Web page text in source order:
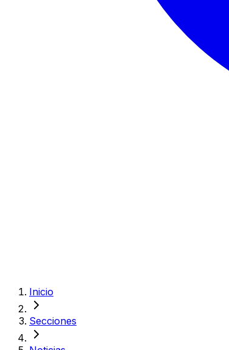
Inicio
Secciones